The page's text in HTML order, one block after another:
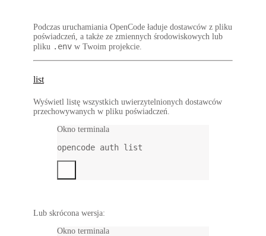
Podczas uruchamiania OpenCode ładuje dostawców z pliku
poświadczeń, a także ze zmiennych środowiskowych lub
pliku .env w Twoim projekcie.
list
Wyświetl listę wszystkich uwierzytelnionych dostawców
przechowywanych w pliku poświadczeń.
Okno terminala
opencode auth list
Lub skrócona wersja:
Okno terminala